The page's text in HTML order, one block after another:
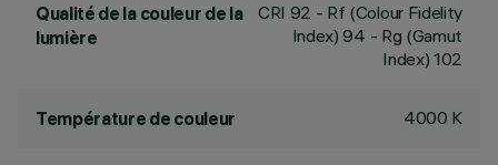
Qualité de la couleur de la
lumière
CRI 92 - Rf (Colour Fidelity
Index) 94 - Rg (Gamut
Index) 102
Température de couleur 4000 K